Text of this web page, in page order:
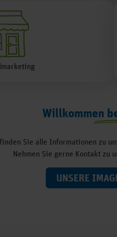
Willkommen
Sie alle Informationen zu
Nehmen Sie gerne Kontakt zu
UNSERE